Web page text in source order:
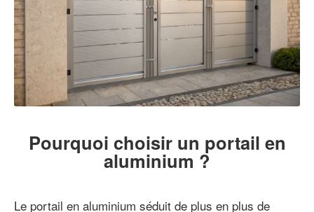
Pourquoi choisir un portail en
aluminium ?
Le portail en aluminium séduit de plus en plus de